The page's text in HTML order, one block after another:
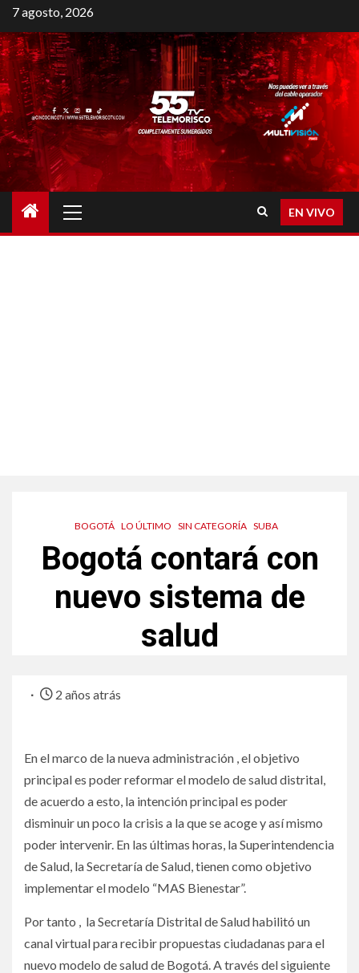
7 agosto, 2026
EN VIVO
BOGOTÁ LO ÚLTIMO SIN CATEGORÍA SUBA
Bogotá contará con
nuevo sistema de
salud
2 años atrás
En el marco de la nueva administración , el objetivo
principal es poder reformar el modelo de salud distrital,
de acuerdo a esto, la intención principal es poder
disminuir un poco la crisis a la que se acoge y así mismo
poder intervenir. En las últimas horas, la Superintendencia
de Salud, la Secretaría de Salud, tienen como objetivo
implementar el modelo “MAS Bienestar”.
Por tanto , la Secretaría Distrital de Salud habilitó un
canal virtual para recibir propuestas ciudadanas para el
nuevo modelo de salud de Bogotá. A través del siguiente